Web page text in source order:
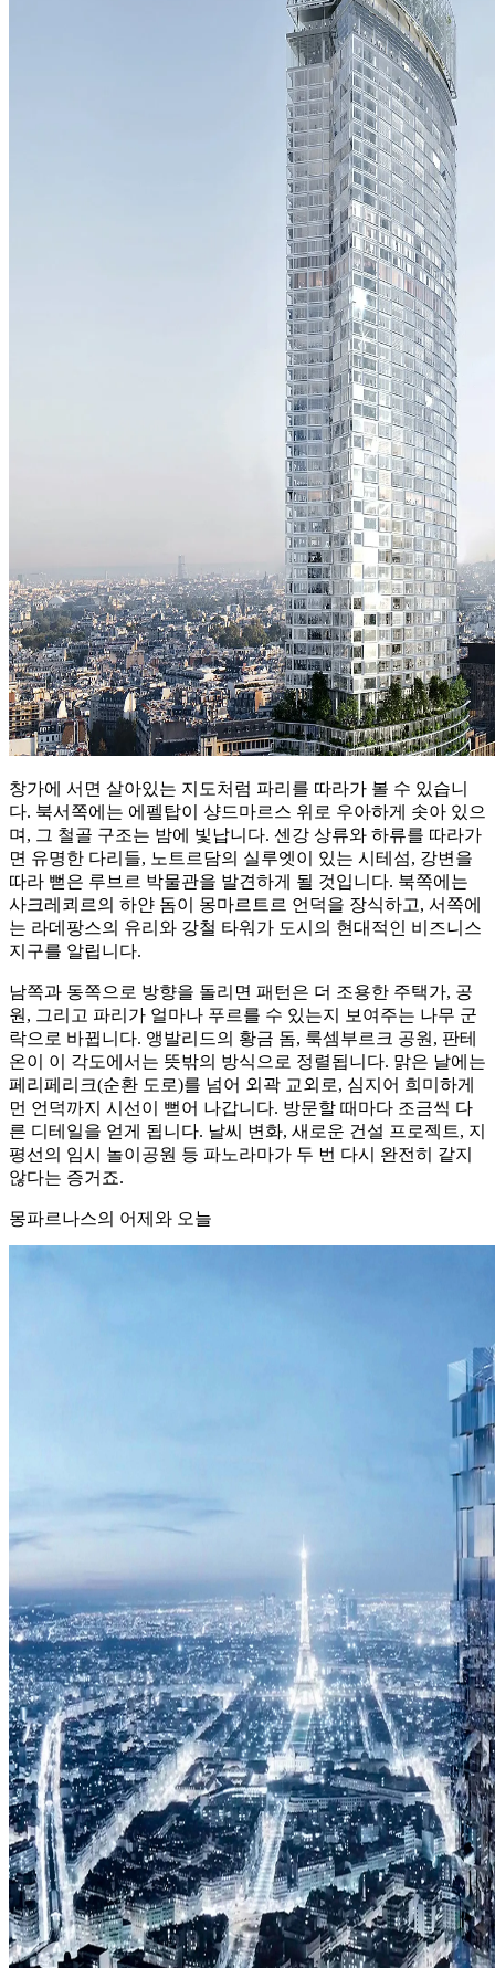
창가에 서면 살아있는 지도처럼 파리를 따라가 볼 수 있습니
다. 북서쪽에는 에펠탑이 샹드마르스 위로 우아하게 솟아 있으
며, 그 철골 구조는 밤에 빛납니다. 센강 상류와 하류를 따라가
면 유명한 다리들, 노트르담의 실루엣이 있는 시테섬, 강변을
따라 뻗은 루브르 박물관을 발견하게 될 것입니다. 북쪽에는
사크레쾨르의 하얀 돔이 몽마르트르 언덕을 장식하고, 서쪽에
는 라데팡스의 유리와 강철 타워가 도시의 현대적인 비즈니스
지구를 알립니다.
남쪽과 동쪽으로 방향을 돌리면 패턴은 더 조용한 주택가, 공
원, 그리고 파리가 얼마나 푸르를 수 있는지 보여주는 나무 군
락으로 바뀝니다. 앵발리드의 황금 돔, 룩셈부르크 공원, 판테
온이 이 각도에서는 뜻밖의 방식으로 정렬됩니다. 맑은 날에는
페리페리크(순환 도로)를 넘어 외곽 교외로, 심지어 희미하게
먼 언덕까지 시선이 뻗어 나갑니다. 방문할 때마다 조금씩 다
른 디테일을 얻게 됩니다. 날씨 변화, 새로운 건설 프로젝트, 지
평선의 임시 놀이공원 등 파노라마가 두 번 다시 완전히 같지
않다는 증거죠.
몽파르나스의 어제와 오늘